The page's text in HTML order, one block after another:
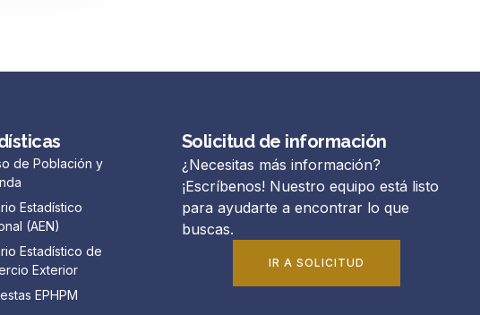
de Población y
Estadístico
(AEN)​
Estadístico de
Exterior
EPHPM
Solicitud de información
¿Necesitas más información?
¡Escríbenos! Nuestro equipo está listo
para ayudarte a encontrar lo que
buscas.
IR A SOLICITUD